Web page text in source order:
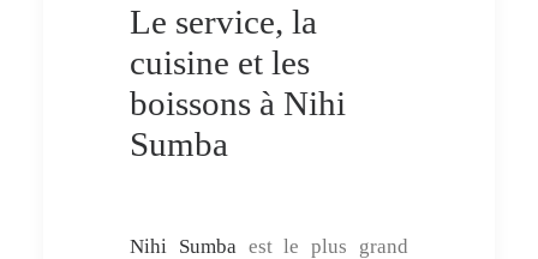
Le service, la
cuisine et les
boissons à Nihi
Sumba
Nihi Sumba est le plus grand